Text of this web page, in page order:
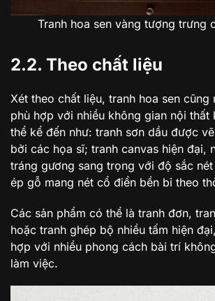
Tranh hoa sen vàng tượng trưng
2.2. Theo chất liệu
Xét theo chất liệu, tranh hoa sen cũng
phù hợp với nhiều không gian nội thất
thể kể đến như: tranh sơn dầu được
bởi các họa sĩ; tranh canvas hiện đại,
tráng gương sang trọng với độ sắc
ép gỗ mang nét cổ điển bền bỉ theo
Các sản phẩm có thể là tranh đơn,
hoặc tranh ghép bộ nhiều tấm hiện
hợp với nhiều phong cách bài trí
làm việc.